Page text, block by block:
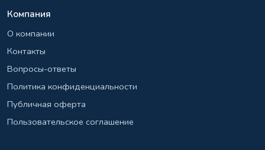
Компания
О компании
Контакты
Вопросы-ответы
Политика конфиденциальности
Публичная оферта
Пользовательское соглашение